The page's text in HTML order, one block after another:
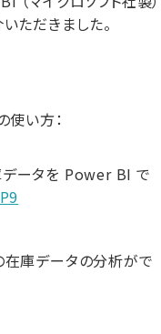
ただきました。
使い方：
データを Power BI で
在庫データの分析がで